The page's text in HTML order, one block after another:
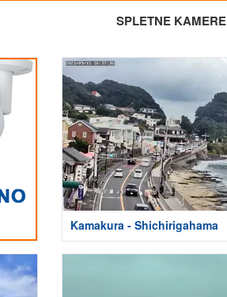
SPLETNE
Kamakura - Shichirigahama